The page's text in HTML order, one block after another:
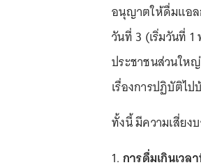
อนุญาตให้ดื่มแอล
วันที่ 3 (เริ่มวันที่
ประชาชนส่วนให
เรื่องการปฏิบัติไ
ทั้งนี้ มีความเสี่ยง
1. การดื่มเกินเวล